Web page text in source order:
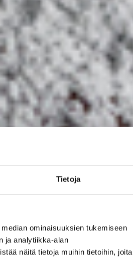
Tietoja
ominaisuuksien tukemiseen
ja analytiikka-alan
näitä tietoja muihin tietoihin, joita